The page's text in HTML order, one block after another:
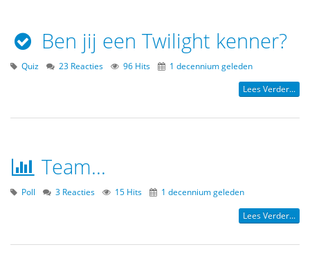
Ben jij een Twilight kenner?
Quiz 23 Reacties 96 Hits 1 decennium geleden
Lees Verder...
Team...
Poll 3 Reacties 15 Hits 1 decennium geleden
Lees Verder...